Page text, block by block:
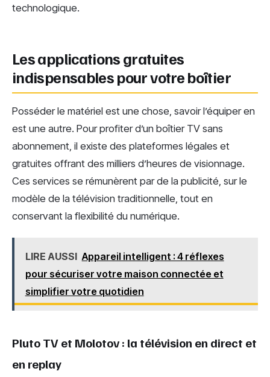
technologique.
Les applications gratuites
indispensables pour votre boîtier
Posséder le matériel est une chose, savoir l’équiper en
est une autre. Pour profiter d’un boîtier TV sans
abonnement, il existe des plateformes légales et
gratuites offrant des milliers d’heures de visionnage.
Ces services se rémunèrent par de la publicité, sur le
modèle de la télévision traditionnelle, tout en
conservant la flexibilité du numérique.
LIRE AUSSI Appareil intelligent : 4 réflexes
pour sécuriser votre maison connectée et
simplifier votre quotidien
Pluto TV et Molotov : la télévision en direct et
en replay